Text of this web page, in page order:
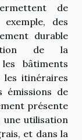
de
des
durable
de la
bâtiments
itinéraires
de
présente
utilisation
et dans la